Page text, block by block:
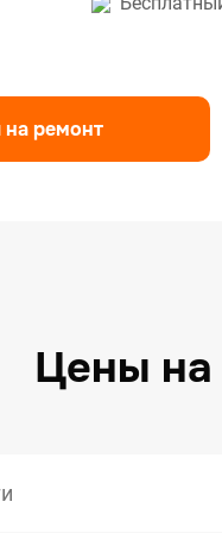
Ремонт
на ремонт
Цены на